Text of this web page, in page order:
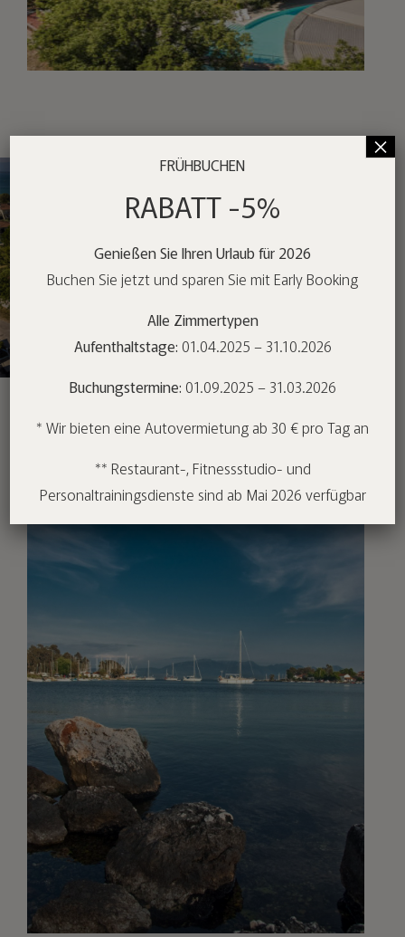
FRÜHBUCHEN
RABATT -5%
Genießen Sie Ihren Urlaub für 2026
Buchen Sie jetzt und sparen Sie mit Early Booking
Alle Zimmertypen
Aufenthaltstage: 01.04.2025 – 31.10.2026
Buchungstermine: 01.09.2025 – 31.03.2026
* Wir bieten eine Autovermietung ab 30 € pro Tag an
** Restaurant-, Fitnessstudio- und
Personaltrainingsdienste sind ab Mai 2026 verfügbar
×